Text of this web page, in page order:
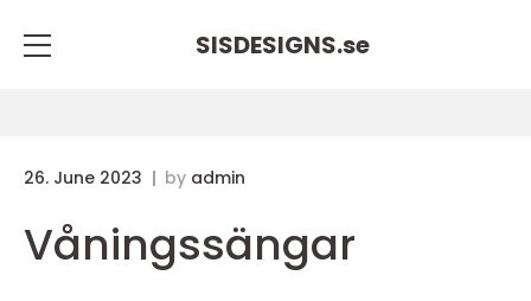
SISDESIGNS.se
26. June 2023 by admin
Våningssängar